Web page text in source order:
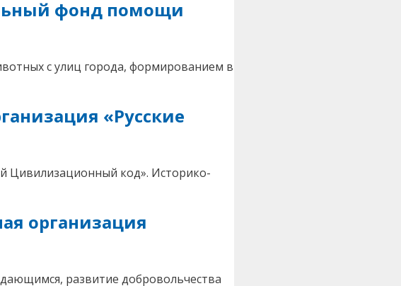
фонд помощи
с улиц города, формированием в
«Русские
Цивилизационный код». Историко-
организация
развитие добровольчества